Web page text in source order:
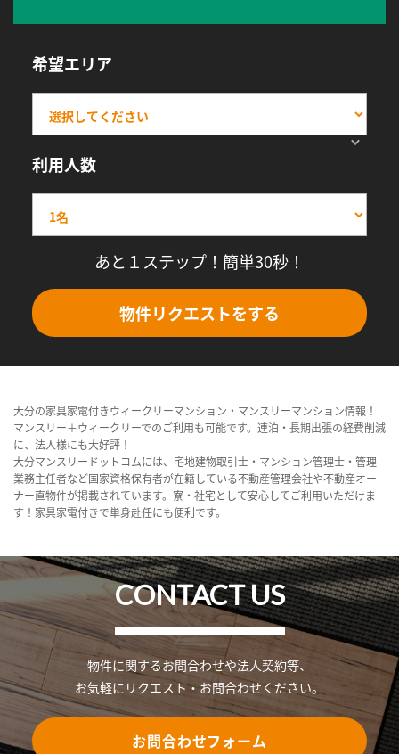
希望エリア
利用人数
あと１ステップ！簡単30秒！
物件リクエストをする
大分の家具家電付きウィークリーマンション・マンスリーマンション情報！
マンスリー＋ウィークリーでのご利用も可能です。連泊・長期出張の経費削減
に、法人様にも大好評！
大分マンスリードットコムには、宅地建物取引士・マンション管理士・管理
業務主任者など国家資格保有者が在籍している不動産管理会社や不動産オー
ナー直物件が掲載されています。寮・社宅として安心してご利用いただけま
す！家具家電付きで単身赴任にも便利です。
CONTACT US
物件に関するお問合わせや法人契約等、
お気軽にリクエスト・お問合わせください。
お問合わせフォーム